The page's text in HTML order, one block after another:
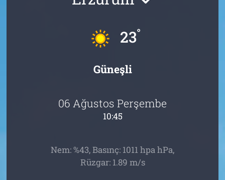
23°
Güneşli
06 Ağustos Perşembe
10:45
Nem: %43, Basınç: 1011 hpa hPa,
Rüzgar: 1.89 m/s